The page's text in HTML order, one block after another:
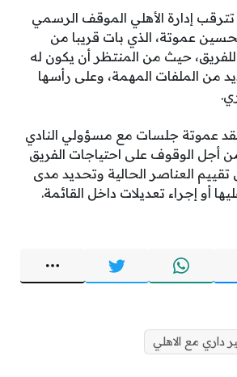
إدارة الأهلي الموقف الرسمي
عموتة، الذي بات قريبا من
للفريق، حيث من المنتظر أن يكون له
من الملفات المهمة، وعلى رأسها
عموتة جلسات مع مسؤولي النادي
أجل الوقوف على احتياجات الفريق
تقييم العناصر الحالية وتحديد مدى
أو إجراء تعديلات داخل القائمة.
داري مع الاهلي